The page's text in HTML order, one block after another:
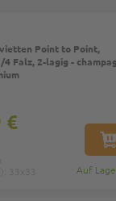
Point to Point,
4 Falz, 2-lagig -
Auf
IN
€